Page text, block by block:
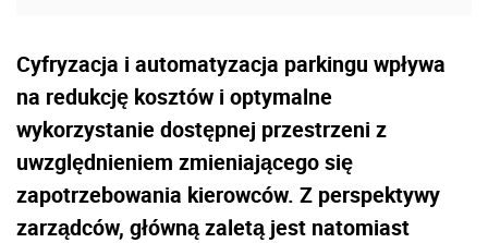
Cyfryzacja i automatyzacja parkingu wpływa
na redukcję kosztów i optymalne
wykorzystanie dostępnej przestrzeni z
uwzględnieniem zmieniającego się
zapotrzebowania kierowców. Z perspektywy
zarządców, główną zaletą jest natomiast